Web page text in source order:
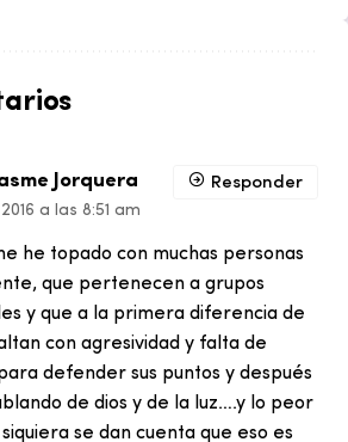
Jorquera
a las 8:51 am
he topado con muchas personas
que pertenecen a grupos
y que a la primera diferencia de
con agresividad y falta de
defender sus puntos y después
de dios y de la luz….y lo peor
se dan cuenta que eso es
Responder